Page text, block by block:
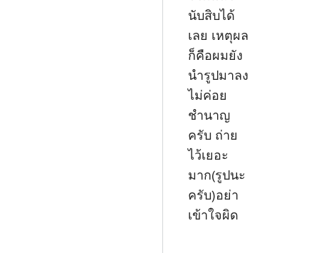
นับสิบได้
เลย เหตุผล
ก็คือผมยัง
นำรูปมาลง
ไม่ค่อย
ชำนาญ
ครับ ถ่าย
ไว้เยอะ
มาก(รูปนะ
ครับ)อย่า
เข้าใจผิด